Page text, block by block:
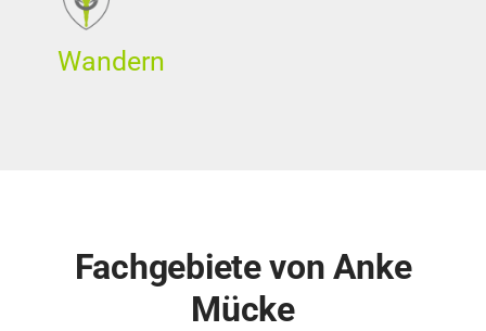
Wandern
Fachgebiete von Anke
Mücke